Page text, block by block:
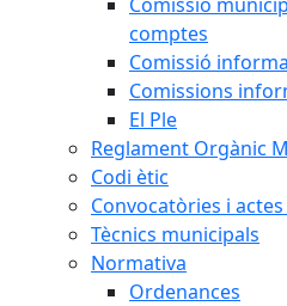
comptes
Comissió
Comissions
El Ple
Reglament Orgànic
Codi ètic
Convocatòries i
Tècnics municipals
Normativa
Ordenances